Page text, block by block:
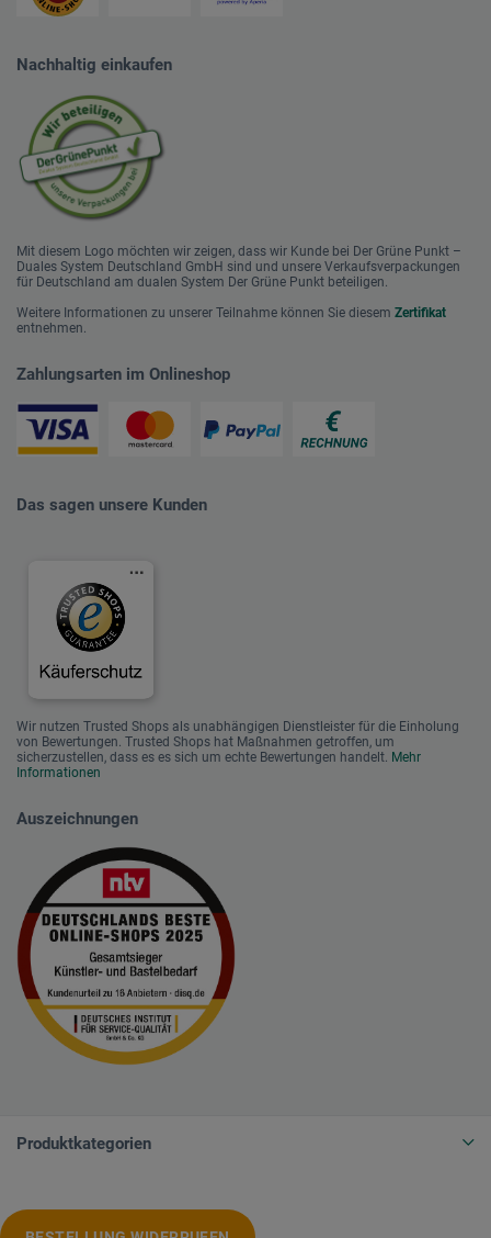
Nachhaltig einkaufen
Mit diesem Logo möchten wir zeigen, dass wir Kunde bei Der Grüne Punkt –
Duales System Deutschland GmbH sind und unsere Verkaufsverpackungen
für Deutschland am dualen System Der Grüne Punkt beteiligen.
Weitere Informationen zu unserer Teilnahme können Sie diesem Zertifikat
entnehmen.
Zahlungsarten im Onlineshop
Das sagen unsere Kunden
Wir nutzen Trusted Shops als unabhängigen Dienstleister für die Einholung
von Bewertungen. Trusted Shops hat Maßnahmen getroffen, um
sicherzustellen, dass es es sich um echte Bewertungen handelt. Mehr
Informationen
Auszeichnungen
Produktkategorien